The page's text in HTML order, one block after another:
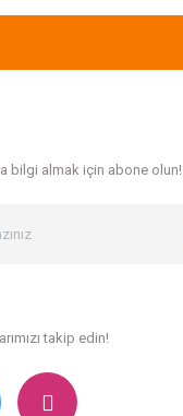
bilgi almak için abone olun!
takip edin!